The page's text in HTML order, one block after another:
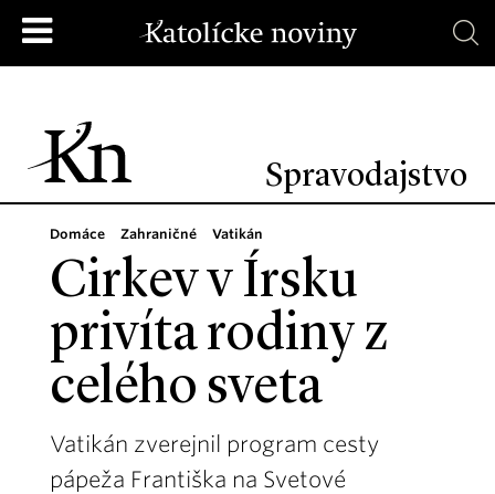
Spravodajstvo
Domáce Zahraničné Vatikán
Cirkev v Írsku
privíta rodiny z
celého sveta
Vatikán zverejnil program cesty
pápeža Františka na Svetové